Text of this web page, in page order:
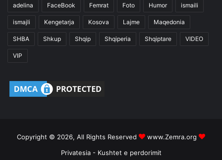
adelina FaceBook Femrat Foto Humor ismaili
ismajli Kengetarja Kosova Lajme Maqedonia
SHBA Shkup Shqip Shqiperia Shqiptare VIDEO
VIP
Copyright © 2026, All Rights Reserved
www.Zemra.org
Privatesia- Kushtet e perdorimit